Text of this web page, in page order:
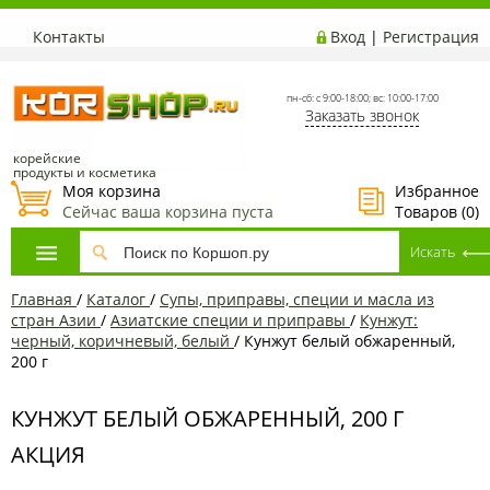
Контакты Вход | Регистрация
корейские
продукты и косметика
пн-сб: с 9:00-18:00; вс: 10:00-17:00
Заказать звонок
Избранное
Товаров (0)
Моя корзина
Сейчас ваша корзина пуста
Главная / Каталог / Супы, приправы, специи и масла из
стран Азии / Азиатские специи и приправы / Кунжут:
черный, коричневый, белый / Кунжут белый обжаренный,
200 г
КУНЖУТ БЕЛЫЙ ОБЖАРЕННЫЙ, 200 Г
АКЦИЯ